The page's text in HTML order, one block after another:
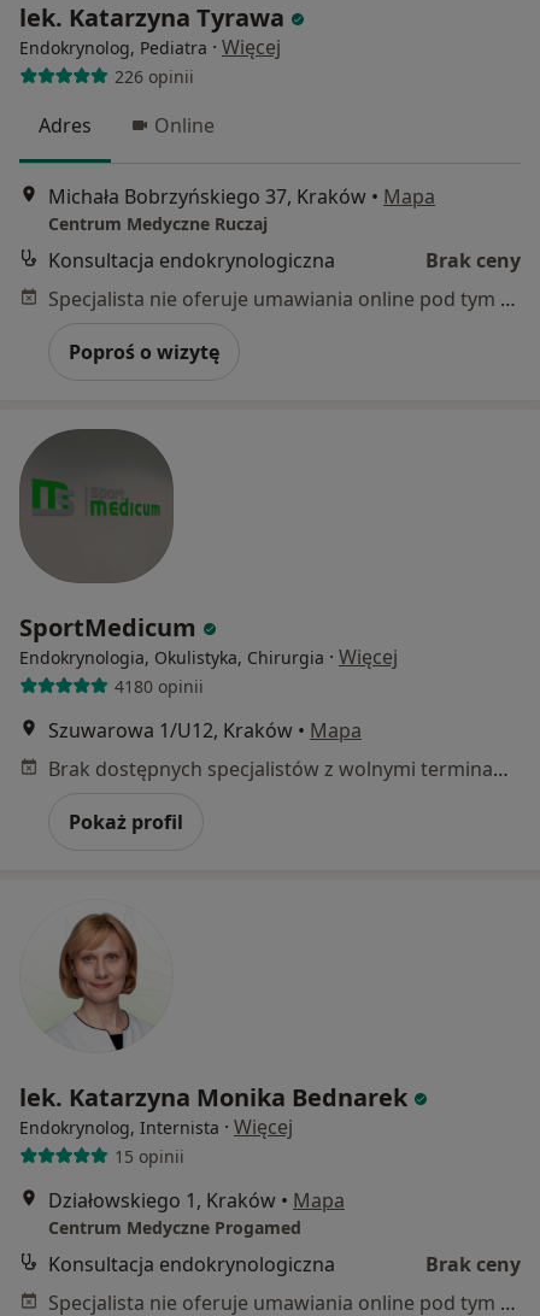
lek. Katarzyna Tyrawa
Endokrynolog, Pediatra · Więcej
226 opinii
Adres Online
Michała Bobrzyńskiego 37, Kraków • Mapa
Centrum Medyczne Ruczaj
Konsultacja endokrynologiczna
Brak ceny
Specjalista nie oferuje umawiania online pod tym adresem.
Poproś o wizytę
SportMedicum
Endokrynologia, Okulistyka, Chirurgia · Więcej
4180 opinii
Szuwarowa 1/U12, Kraków • Mapa
Brak dostępnych specjalistów z wolnymi terminami w tym centrum medycznym.
Pokaż profil
lek. Katarzyna Monika Bednarek
Endokrynolog, Internista · Więcej
15 opinii
Działowskiego 1, Kraków • Mapa
Centrum Medyczne Progamed
Konsultacja endokrynologiczna
Brak ceny
Specjalista nie oferuje umawiania online pod tym adresem.